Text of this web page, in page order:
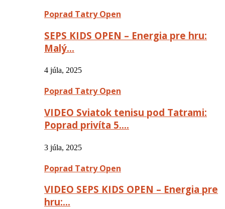
Poprad Tatry Open
SEPS KIDS OPEN – Energia pre hru:
Malý…
4 júla, 2025
Poprad Tatry Open
VIDEO Sviatok tenisu pod Tatrami:
Poprad privíta 5….
3 júla, 2025
Poprad Tatry Open
VIDEO SEPS KIDS OPEN – Energia pre
hru:…